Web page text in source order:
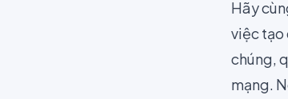
Hãy
việc tạo
chúng,
mạng.